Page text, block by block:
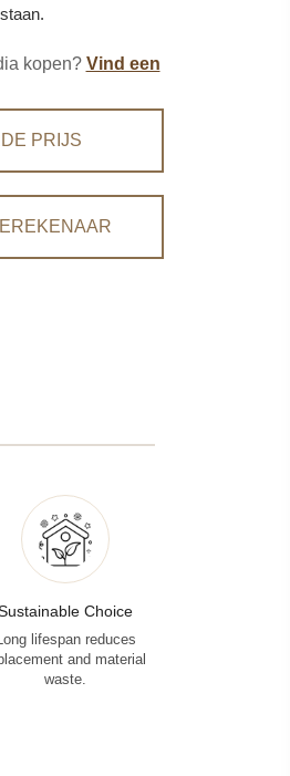
kopen? Vind een
PRIJS
Choice
lifespan reduces
and material
waste.